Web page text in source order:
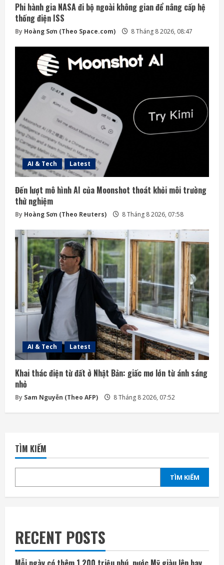
Phi hành gia NASA đi bộ ngoài không gian để nâng cấp hệ
thống điện ISS
By Hoàng Sơn (Theo Space.com) 8 Tháng 8 2026, 08:47
AI & Tech Latest
Đến lượt mô hình AI của Moonshot thoát khỏi môi trường
thử nghiệm
By Hoàng Sơn (Theo Reuters) 8 Tháng 8 2026, 07:58
AI & Tech Latest
Khai thác điện từ đất ở Nhật Bản: giấc mơ lớn từ ánh sáng
nhỏ
By Sam Nguyễn (Theo AFP) 8 Tháng 8 2026, 07:52
TÌM KIẾM
TÌM KIẾM
RECENT POSTS